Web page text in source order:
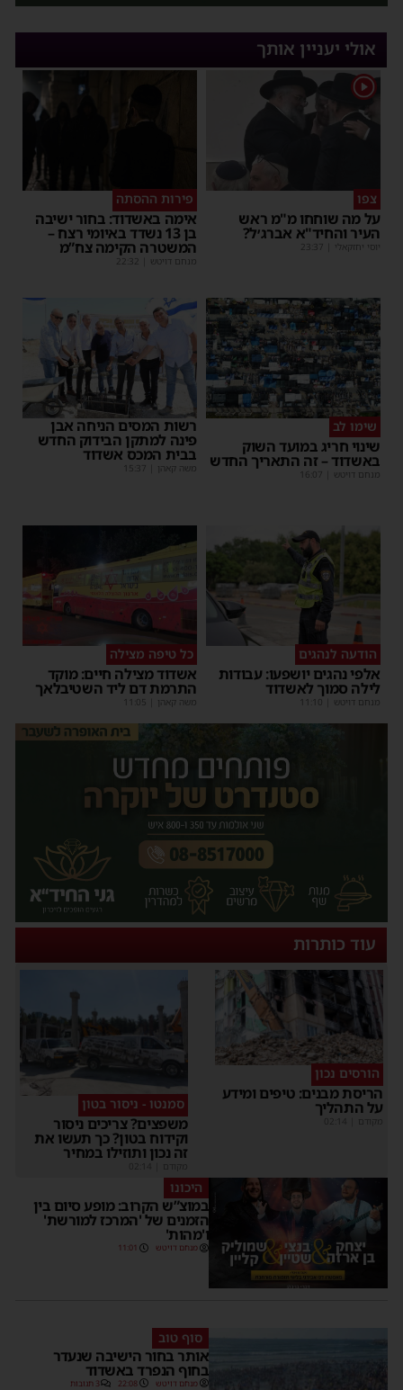
אולי יעניין אותך
1
צפו
על מה שוחחו מ"מ ראש
העיר והחיד"א אברג׳ל?
יוסי יחזקאלי 23:37
פירות ההסתה
אימה באשדוד: בחור ישיבה
בן 13 נשדד באיומי רצח –
המשטרה הקימה צח”מ
מנחם דויטש 22:32
שימו לב
שינוי חריג במועד השוק
באשדוד – זה התאריך החדש
מנחם דויטש 16:07
רשות המסים הניחה אבן
פינה למתקן הבידוק החדש
בבית המכס אשדוד
משה קאהן 15:37
הודעה לנהגים
אלפי נהגים יושפעו: עבודות
לילה סמוך לאשדוד
מנחם דויטש 11:10
כל טיפה מצילה
אשדוד מצילה חיים: מוקד
התרמת דם ליד השטיבלאך
משה קאהן 11:05
עוד כותרות
הורסים נכון
הריסת מבנים: טיפים ומידע
על התהליך
מקודם
סמנטו - ניסור בטון
משפצים? צריכים ניסור
וקידוח בטון? כך תעשו את
זה נכון ותוזילו במחיר
מקודם
היכונו
במוצ”ש הקרוב: מופע סיום בין
הזמנים של 'המרכז למורשת'
ו'מהות'
מנחם דויטש 11:01
סוף טוב
אותר בחור הישיבה שנעדר
בחוף הנפרד באשדוד
מנחם דויטש 22:08 3 תגובות